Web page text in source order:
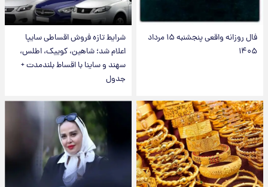
فال روزانه واقعی پنجشنبه ۱۵ مرداد
۱۴۰۵
شرایط تازه فروش اقساطی سایپا
اعلام شد؛ شاهین، کوییک، اطلس،
سهند و ساینا با اقساط بلندمدت +
جدول